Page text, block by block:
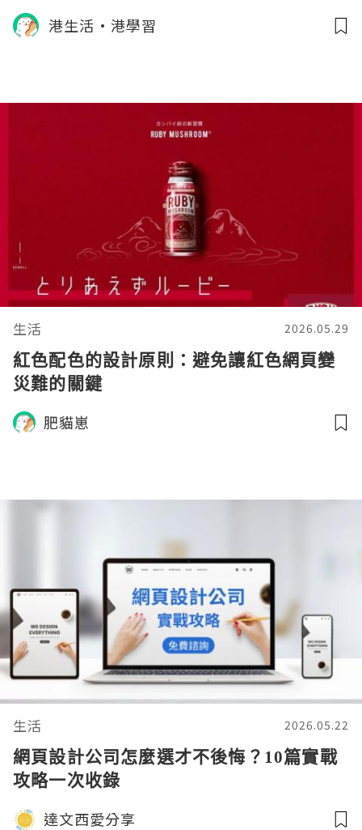
港生活·港學習
生活 2026.05.29
紅色配色的設計原則：避免讓紅色網頁變
災難的關鍵
肥貓崽
生活 2026.05.22
網頁設計公司怎麼選才不後悔？10篇實戰
攻略一次收錄
達文西愛分享